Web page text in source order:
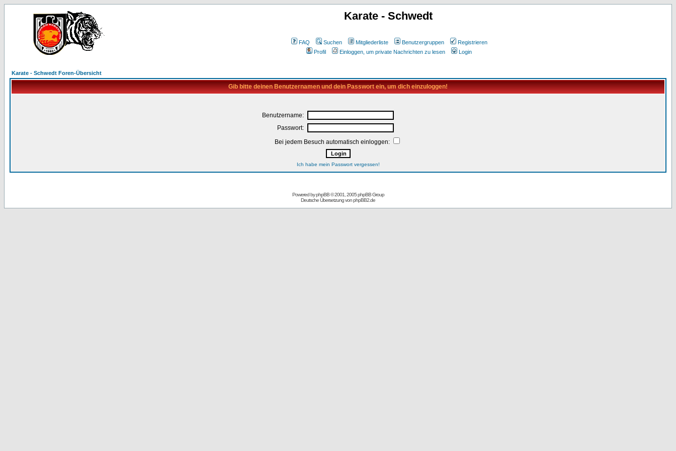
Karate - Schwedt
FAQ Suchen Mitgliederliste Benutzergruppen
Registrieren
Profil
Einloggen, um private Nachrichten zu lesen Login
Karate - Schwedt Foren-Übersicht
Gib bitte deinen Benutzernamen und dein Passwort ein, um dich einzuloggen!
Benutzername:
Passwort:
Bei jedem Besuch automatisch einloggen:
Ich habe mein Passwort vergessen!
Powered byphpBB© 2001, 2005 phpBB Group
Deutsche Übersetzung vonphpBB2.de